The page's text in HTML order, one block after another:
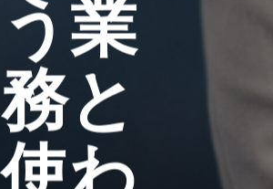
う業
務と